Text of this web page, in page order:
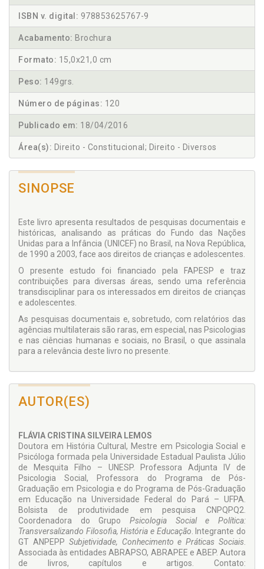
ISBN v. digital: 978853625767-9
Acabamento: Brochura
Formato: 15,0x21,0 cm
Peso: 149grs.
Número de páginas: 120
Publicado em: 18/04/2016
Área(s): Direito - Constitucional; Direito - Diversos
SINOPSE
Este livro apresenta resultados de pesquisas documentais e
históricas, analisando as práticas do Fundo das Nações
Unidas para a Infância (UNICEF) no Brasil, na Nova República,
de 1990 a 2003, face aos direitos de crianças e adolescentes.
O presente estudo foi financiado pela FAPESP e traz
contribuições para diversas áreas, sendo uma referência
transdisciplinar para os interessados em direitos de crianças
e adolescentes.
As pesquisas documentais e, sobretudo, com relatórios das
agências multilaterais são raras, em especial, nas Psicologias
e nas ciências humanas e sociais, no Brasil, o que assinala
para a relevância deste livro no presente.
AUTOR(ES)
FLÁVIA CRISTINA SILVEIRA LEMOS
Doutora em História Cultural, Mestre em Psicologia Social e
Psicóloga formada pela Universidade Estadual Paulista Júlio
de Mesquita Filho – UNESP. Professora Adjunta IV de
Psicologia Social, Professora do Programa de Pós-
Graduação em Psicologia e do Programa de Pós-Graduação
em Educação na Universidade Federal do Pará – UFPA.
Bolsista de produtividade em pesquisa CNPQPQ2.
Coordenadora do Grupo Psicologia Social e Política:
Transversalizando Filosofia, História e Educação. Integrante do
GT ANPEPP Subjetividade, Conhecimento e Práticas Sociais.
Associada às entidades ABRAPSO, ABRAPEE e ABEP. Autora
de livros, capítulos e artigos. Contato: